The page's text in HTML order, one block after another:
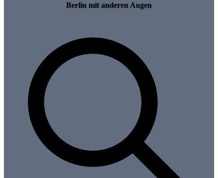
Berlin mit anderen Augen